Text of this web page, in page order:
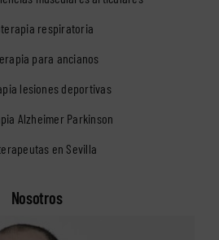
respiratoria
para ancianos
lesiones deportivas
Alzheimer Parkinson
en Sevilla
Nosotros